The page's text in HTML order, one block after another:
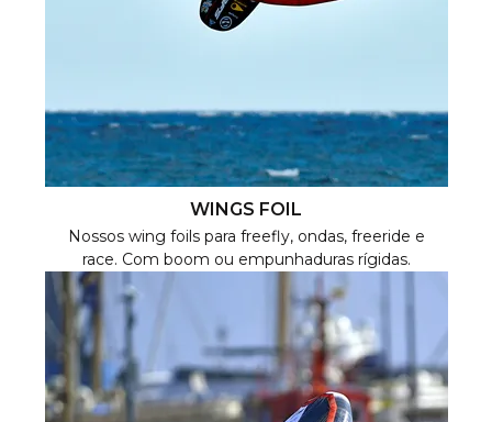
WINGS FOIL
Nossos wing foils para freefly, ondas, freeride e
race. Com boom ou empunhaduras rígidas.